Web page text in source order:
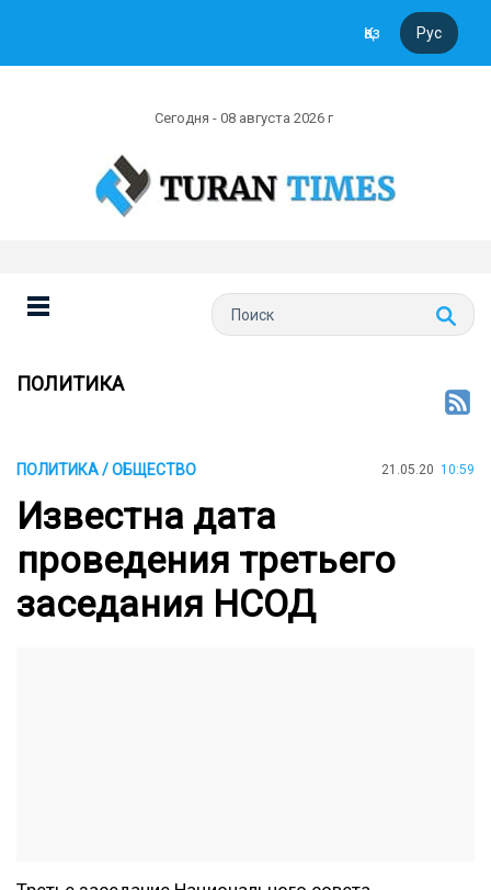
Қаз Рус
Сегодня - 08 августа 2026 г
ПОЛИТИКА
ПОЛИТИКА / ОБЩЕСТВО 21.05.20 10:59
Известна дата
проведения третьего
заседания НСОД